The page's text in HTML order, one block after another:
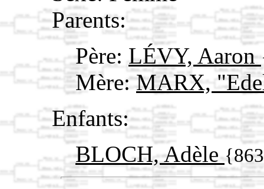
Parents:
Père: LÉVY, Aaron
Mère:MARX,
Enfants:
BLOCH, Adèle